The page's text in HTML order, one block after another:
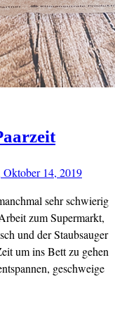
14, 2019
sehr schwierig
zum Supermarkt,
und der Staubsauger
um ins Bett zu gehen
geschweige